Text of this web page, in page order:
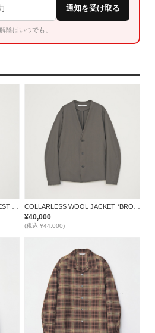
通知を受け取る
除はいつでも。
×空調服 / AIR-CONDITIONED VEST *GRAY* COLLARLESS WOOL JACKET *BROWN*
¥40,000
(税込 ¥44,000)